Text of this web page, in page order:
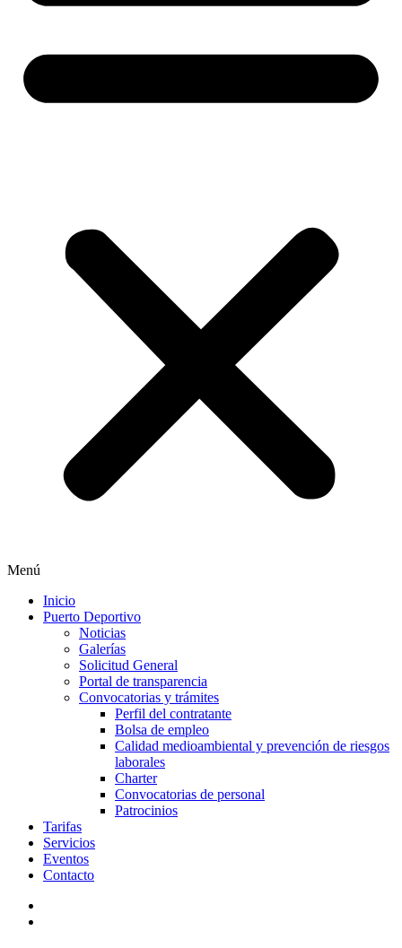
Menú
Inicio
Puerto Deportivo
Noticias
Galerías
Solicitud General
Portal de transparencia
Convocatorias y trámites
Perfil del contratante
Bolsa de empleo
Calidad medioambiental y prevención de riesgos
laborales
Charter
Convocatorias de personal
Patrocinios
Tarifas
Servicios
Eventos
Contacto